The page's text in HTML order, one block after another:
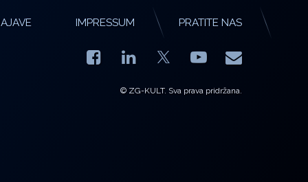
IMPRESSUM PRATITE NAS
Facebook
LinkedIn YouTube
E-mail
© ZG-KULT. Sva prava pridržana.